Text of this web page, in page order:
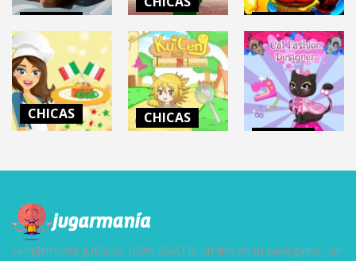
MOTHER
SIMULATOR
61.6K
COSITA: El
Juego
14.3K
CINEMA PANIC
6.61K
CHICAS
6.1K
CHICAS
Simplemente JUEGOS 100% GRATIS on line en tu navegador, sin